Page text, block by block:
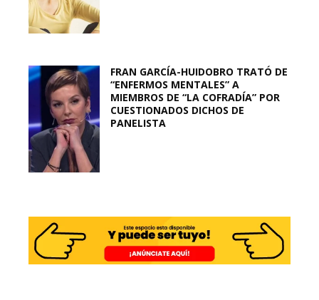
FRAN GARCÍA-HUIDOBRO TRATÓ DE
“ENFERMOS MENTALES” A
MIEMBROS DE “LA COFRADÍA” POR
CUESTIONADOS DICHOS DE
PANELISTA